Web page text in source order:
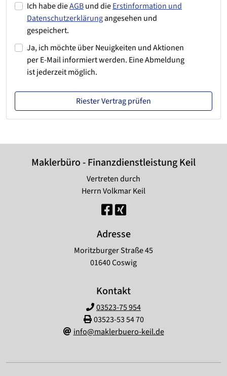
Ich habe dieAGBund dieErstinformation und
Datenschutzerklärungangesehen und
gespeichert.
Ja, ich möchte über Neuigkeiten und Aktionen
per E-Mail informiert werden. Eine Abmeldung
ist jederzeit möglich.
Riester Vertrag prüfen
Maklerbüro - Finanzdienstleistung Keil
Vertreten durch
Herrn Volkmar Keil
Adresse
Moritzburger Straße 45
01640 Coswig
Kontakt
03523-75 954
03523-53 54 70
info@maklerbuero-keil.de